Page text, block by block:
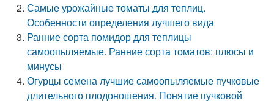
Самые урожайные томаты для теплиц.
Особенности определения лучшего вида
Ранние сорта помидор для теплицы
самоопыляемые. Ранние сорта томатов: плюсы и
минусы
Огурцы семена лучшие самоопыляемые пучковые
длительного плодоношения. Понятие пучковой